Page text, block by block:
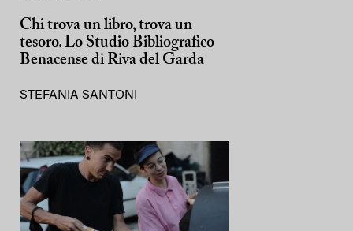
Chi trova un libro, trova un
tesoro. Lo Studio Bibliografico
Benacense di Riva del Garda
STEFANIA SANTONI